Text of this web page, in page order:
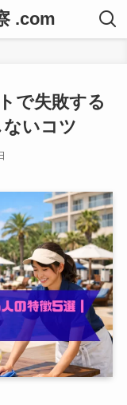
.com
で失敗する
ないコツ